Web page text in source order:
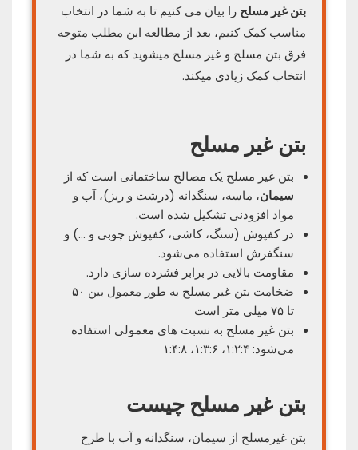
بتن غیر مسلح را بیان می کنیم تا به شما در انتخاب
مناسب کمک کنیم، بعد از مطالعه این مطلب متوجه
فرق بتن مسلح و غیر مسلح میشوید که به شما در
انتخاب کمک زیادی میکند.
بتن غیر مسلح
بتن غیر مسلح یک مصالح ساختمانی است که از
سیمان، ماسه، سنگدانه (درشت و ریز)، آب و
مواد افزودنی تشکیل شده است.
در کفپوش (سنگ، کاشی، کفپوش چوبی و …) و
سنگفرش‌ استفاده می‌شود.
مقاومت بالایی در برابر فشرده سازی دارد.
ضخامت بتن غیر مسلح به طور معمول بین ۵۰
تا ۷۵ میلی متر است
بتن غیر مسلح به نسبت های معمولی استفاده
می‌شود: ۱:۲:۴، ۱:۳:۶، ۱:۴:۸
بتن غیر مسلح چیست
بتن غیرمسلح از سیمان، سنگدانه و آب با طرح